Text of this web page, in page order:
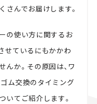
さんでお届けします。
の使い方に関するお
せているにもかかわ
んか。その原因は、ワ
ム交換のタイミング
いてご紹介します。